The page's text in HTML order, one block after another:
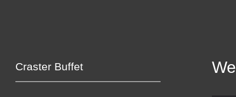
Craster Buffet